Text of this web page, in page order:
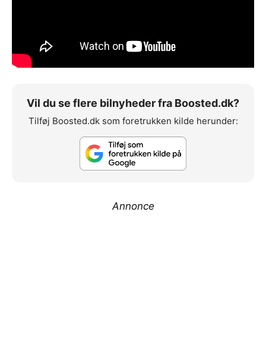
Vil du se flere bilnyheder fra Boosted.dk?
Tilføj Boosted.dk som foretrukken kilde herunder:
Annonce